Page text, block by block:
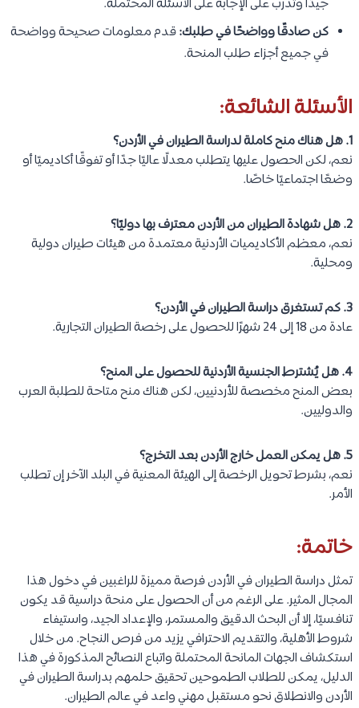
جيدًا وتدرب على الإجابة على الأسئلة المحتملة.
كن صادقًا وواضحًا في طلبك:قدم معلومات صحيحة وواضحة
في جميع أجزاء طلب المنحة.
الأسئلة الشائعة:
1. هل هناك منح كاملة لدراسة الطيران في الأردن؟
نعم، لكن الحصول عليها يتطلب معدلًا عاليًا جدًا أو تفوقًا أكاديميًا أو
وضعًا اجتماعيًا خاصًا.
2. هل شهادة الطيران من الأردن معترف بها دوليًا؟
نعم، معظم الأكاديميات الأردنية معتمدة من هيئات طيران دولية
ومحلية.
3. كم تستغرق دراسة الطيران في الأردن؟
عادة من 18 إلى 24 شهرًا للحصول على رخصة الطيران التجارية.
4. هل يُشترط الجنسية الأردنية للحصول على المنح؟
بعض المنح مخصصة للأردنيين، لكن هناك منح متاحة للطلبة العرب
والدوليين.
5. هل يمكن العمل خارج الأردن بعد التخرج؟
نعم، بشرط تحويل الرخصة إلى الهيئة المعنية في البلد الآخر إن تطلب
الأمر.
خاتمة:
تمثل دراسة الطيران في الأردن فرصة مميزة للراغبين في دخول هذا
المجال المثير. على الرغم من أن الحصول على منحة دراسية قد يكون
تنافسيًا، إلا أن البحث الدقيق والمستمر، والإعداد الجيد، واستيفاء
شروط الأهلية، والتقديم الاحترافي يزيد من فرص النجاح. من خلال
استكشاف الجهات المانحة المحتملة واتباع النصائح المذكورة في هذا
الدليل، يمكن للطلاب الطموحين تحقيق حلمهم بدراسة الطيران في
الأردن والانطلاق نحو مستقبل مهني واعد في عالم الطيران.